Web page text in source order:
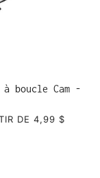
boucle Cam -
DE 4,99 $